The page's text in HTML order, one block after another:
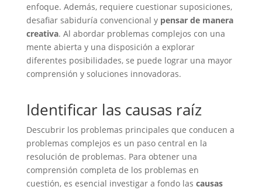
enfoque. Además, requiere cuestionar suposiciones,
desafiar sabiduría convencional y pensar de manera
creativa. Al abordar problemas complejos con una
mente abierta y una disposición a explorar
diferentes posibilidades, se puede lograr una mayor
comprensión y soluciones innovadoras.
Identificar las causas raíz
Descubrir los problemas principales que conducen a
problemas complejos es un paso central en la
resolución de problemas. Para obtener una
comprensión completa de los problemas en
cuestión, es esencial investigar a fondo las causas